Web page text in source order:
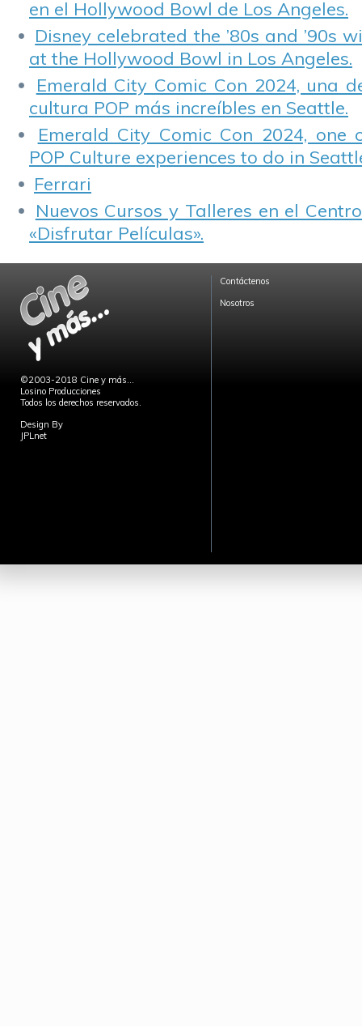
en el Hollywood Bowl de Los Angeles.
Disney celebrated the ’80s and ’90s
at the Hollywood Bowl in Los Angeles.
Emerald City Comic Con 2024, una
cultura POP más increíbles en Seattle.
Emerald City Comic Con 2024,
POP Culture experiences to do in
Ferrari
Nuevos Cursos y Talleres en el
«Disfrutar Películas».
©2003-2018 Cine y más...
Losino Producciones
Todos los derechos reservados.
Design By
JPLnet
Contáctenos
Nosotros